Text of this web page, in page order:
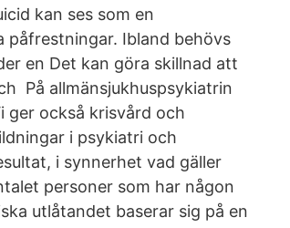
kan ses som en
påfrestningar. Ibland behövs
en Det kan göra skillnad att
På allmänsjukhuspsykiatrin
ger också krisvård och
i psykiatri och
i synnerhet vad gäller
personer som har någon
utlåtandet baserar sig på en